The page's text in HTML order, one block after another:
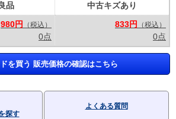
品
980円
（税込）
0点
中古キズあり
833円
（税込）
0点
を買う 販売価格の確認はこちら
探す
よくある質問